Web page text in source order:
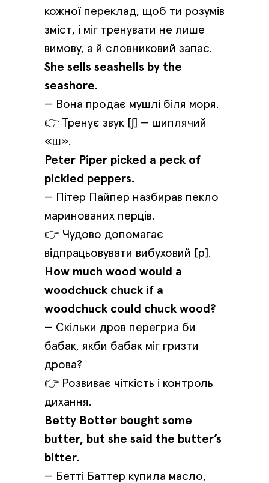
кожної переклад, щоб ти розумів
зміст, і міг тренувати не лише
вимову, а й словниковий запас.
She sells seashells by the
seashore.
— Вона продає мушлі біля моря.
👉 Тренує звук [ʃ] — шиплячий
«ш».
Peter Piper picked a peck of
pickled peppers.
— Пітер Пайпер назбирав пекло
маринованих перців.
👉 Чудово допомагає
відпрацьовувати вибуховий [p].
How much wood would a
woodchuck chuck if a
woodchuck could chuck wood?
— Скільки дров перегриз би
бабак, якби бабак міг гризти
дрова?
👉 Розвиває чіткість і контроль
дихання.
Betty Botter bought some
butter, but she said the butter’s
bitter.
— Бетті Баттер купила масло,